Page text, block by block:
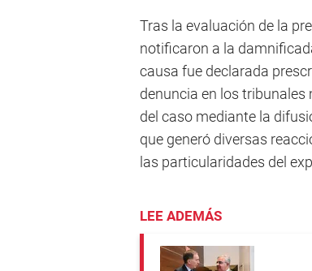
Tras la evaluación de la
notificaron a la
causa fue declarada
denuncia en los tribunales
del caso mediante la
que generó diversas
las particularidades del
LEE ADEMÁS